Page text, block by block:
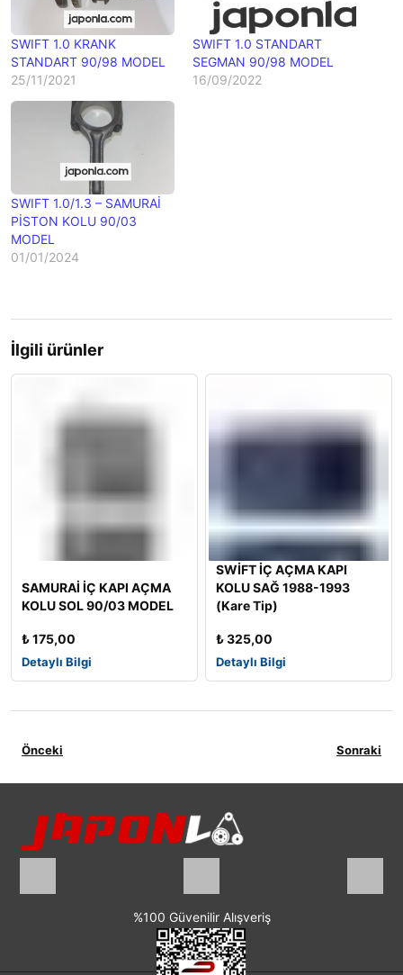
SWIFT 1.0 KRANK
STANDART 90/98 MODEL
25/11/2021
SWIFT 1.0 STANDART
SEGMAN 90/98 MODEL
16/09/2022
SWIFT 1.0/1.3 – SAMURAİ
PİSTON KOLU 90/03
MODEL
01/01/2024
İlgili ürünler
SAMURAİ İÇ KAPI AÇMA
KOLU SOL 90/03 MODEL
₺175,00
Detaylı Bilgi
SWİFT İÇ AÇMA KAPI
KOLU SAĞ 1988-1993
(Kare Tip)
₺325,00
Detaylı Bilgi
Önceki Sonraki
%100 Güvenilir Alışveriş